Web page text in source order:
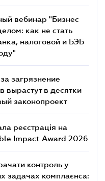
вебинар "Бизнес
как не стать
налоговой и БЭБ
загрязнение
вырастут в десятки
законопроект
реєстрація на
Impact Award 2026
контроль у
задачах комплаєнса: